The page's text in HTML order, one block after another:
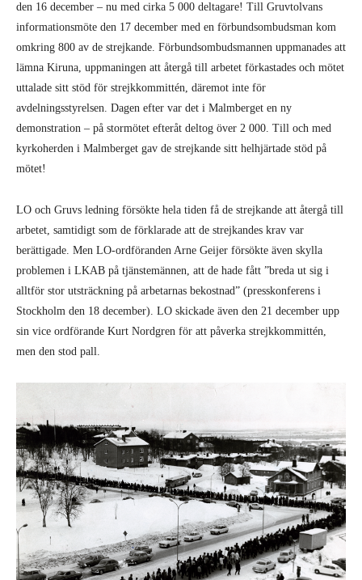
den 16 december – nu med cirka 5 000 deltagare! Till Gruvtolvans
informationsmöte den 17 december med en förbundsombudsman kom
omkring 800 av de strejkande. Förbundsombudsmannen uppmanades att
lämna Kiruna, uppmaningen att återgå till arbetet förkastades och mötet
uttalade sitt stöd för strejkkommittén, däremot inte för
avdelningsstyrelsen. Dagen efter var det i Malmberget en ny
demonstration – på stormötet efteråt deltog över 2 000. Till och med
kyrkoherden i Malmberget gav de strejkande sitt helhjärtade stöd på
mötet!
LO och Gruvs ledning försökte hela tiden få de strejkande att återgå till
arbetet, samtidigt som de förklarade att de strejkandes krav var
berättigade. Men LO-ordföranden Arne Geijer försökte även skylla
problemen i LKAB på tjänstemännen, att de hade fått ”breda ut sig i
alltför stor utsträckning på arbetarnas bekostnad” (presskonferens i
Stockholm den 18 december). LO skickade även den 21 december upp
sin vice ordförande Kurt Nordgren för att påverka strejkkommittén,
men den stod pall.